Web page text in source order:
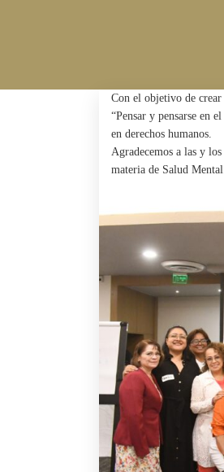
Con el objetivo de
“Pensar y pensarse en
en derechos humanos.
Agradecemos a las y
materia de Salud